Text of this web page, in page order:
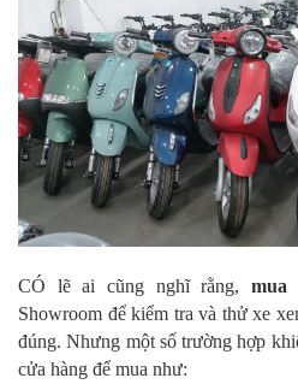
CÓ lẽ ai cũng nghĩ rằng, mua
Showroom để kiểm tra và thử xe
đúng. Nhưng một số trường hợp
cửa hàng để mua như: